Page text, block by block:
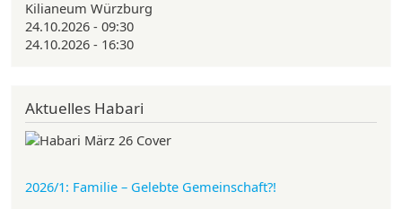
Kilianeum Würzburg
24.10.2026 - 09:30
24.10.2026 - 16:30
Aktuelles Habari
2026/1: Familie – Gelebte Gemeinschaft?!